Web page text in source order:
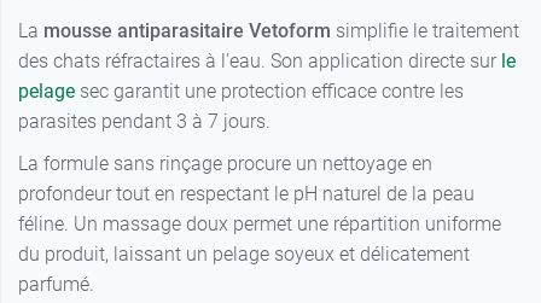
La mousse antiparasitaire Vetoform simplifie le traitement
des chats réfractaires à l'eau. Son application directe sur le
pelage sec garantit une protection efficace contre les
parasites pendant 3 à 7 jours.
La formule sans rinçage procure un nettoyage en
profondeur tout en respectant le pH naturel de la peau
féline. Un massage doux permet une répartition uniforme
du produit, laissant un pelage soyeux et délicatement
parfumé.